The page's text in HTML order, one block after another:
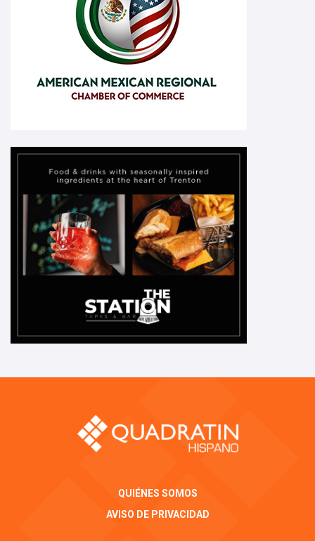
QUIÉNES SOMOS
AVISO DE PRIVACIDAD